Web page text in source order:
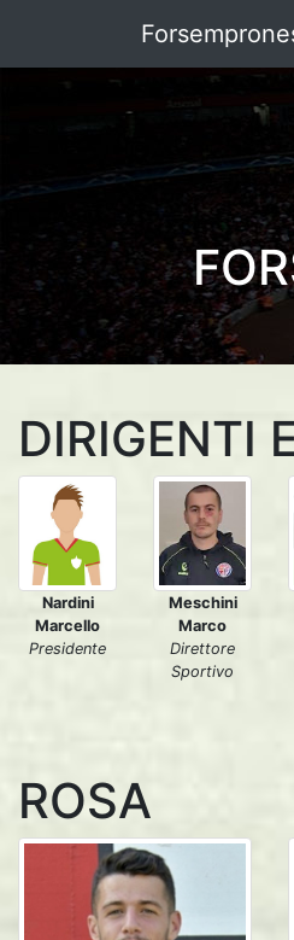
DIRIGENTI
Nardini
Marcello
Presidente
Meschini
Marco
Direttore
Sportivo
ROSA